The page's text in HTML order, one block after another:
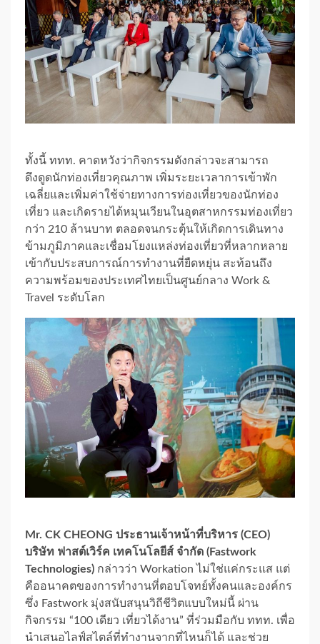
ทั้งนี้ ททท. คาดหวังว่ากิจกรรมดังกล่าวจะสามารถ
ดึงดูดนักท่องเที่ยวคุณภาพ เพิ่มระยะเวลาการเข้าพัก
เฉลี่ยและเพิ่มค่าใช้จ่ายทางการท่องเที่ยวของนักท่อง
เที่ยว และเกิดรายได้หมุนเวียนในอุตสาหกรรมท่องเที่ยว
กว่า 210 ล้านบาท ตลอดจนกระตุ้นให้เกิดการเดินทาง
ข้ามภูมิภาคและเชื่อมโยงแหล่งท่องเที่ยวที่หลากหลาย
เข้ากับประสบการณ์การทำงานที่ยืดหยุ่น สะท้อนถึง
ความพร้อมของประเทศไทยเป็นศูนย์กลาง Work &
Travel ระดับโลก
Mr. CK CHEONG ประธานเจ้าหน้าที่บริหาร (CEO)
บริษัท ฟาสต์เวิร์ค เทคโนโลยีส์ จำกัด (Fastwork
Technologies) กล่าวว่า Workation ไม่ใช่แค่กระแส แต่
คืออนาคตของการทำงานที่ตอบโจทย์ทั้งคนและองค์กร
ซึ่ง Fastwork มุ่งสนับสนุนวิถีชีวิตแบบใหม่นี้ ผ่าน
กิจกรรม “100 เดียว เที่ยวได้งาน” ที่ร่วมมือกับ ททท. เพื่อ
นำเสนอไลฟ์สไตล์ที่ทำงานจากที่ไหนก็ได้ และช่วย